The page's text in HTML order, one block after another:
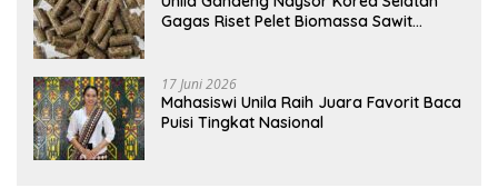
Gagas Riset Pelet Biomassa Sawit
17 Juni 2026
Mahasiswi Unila Raih Juara Favorit Baca
Puisi Tingkat Nasional